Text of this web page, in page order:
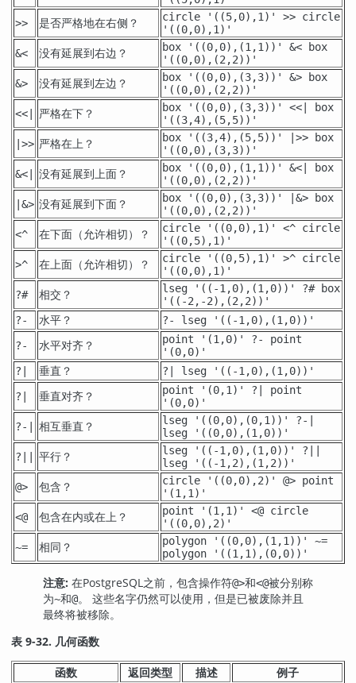
>>
是否严格地在右侧？
circle '((5,0),1)' >> circle
'((0,0),1)'
&<
没有延展到右边？
box '((0,0),(1,1))' &< box
'((0,0),(2,2))'
&>
没有延展到左边？
box '((0,0),(3,3))' &> box
'((0,0),(2,2))'
<<|
严格在下？
box '((0,0),(3,3))' <<| box
'((3,4),(5,5))'
|>> 严格在上？
box '((3,4),(5,5))' |>> box
'((0,0),(3,3))'
&<| 没有延展到上面？
box '((0,0),(1,1))' &<| box
'((0,0),(2,2))'
|&> 没有延展到下面？
box '((0,0),(3,3))' |&> box
'((0,0),(2,2))'
<^
在下面（允许相切）？
circle '((0,0),1)' <^ circle
'((0,5),1)'
>^
在上面（允许相切）？
circle '((0,5),1)' >^ circle
'((0,0),1)'
?#
相交？
lseg '((-1,0),(1,0))' ?# box
'((-2,-2),(2,2))'
?-
水平？
?- lseg '((-1,0),(1,0))'
?-
水平对齐？
point '(1,0)' ?- point
'(0,0)'
?|
垂直？
?| lseg '((-1,0),(1,0))'
?|
垂直对齐？
point '(0,1)' ?| point
'(0,0)'
?-| 相互垂直？
lseg '((0,0),(0,1))' ?-|
lseg '((0,0),(1,0))'
?|| 平行？
lseg '((-1,0),(1,0))' ?||
lseg '((-1,2),(1,2))'
@>
包含？
circle '((0,0),2)' @> point
'(1,1)'
<@
包含在内或在上？
point '(1,1)' <@ circle
'((0,0),2)'
~=
相同？
polygon '((0,0),(1,1))' ~=
polygon '((1,1),(0,0))'
注意: 在PostgreSQL 之前，包含操作符@>和<@被分别称
为~和@。 这些名字仍然可以使用，但是已被废除并且
最终将被移除。
表 9-32. 几何函数
函数 返回类型 描述 例子